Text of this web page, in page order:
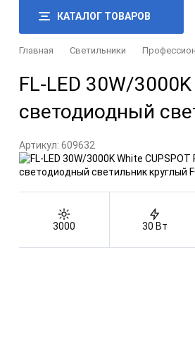
КАТАЛОГ ТОВАРОВ
Главная Светильники
FL-LED 30W/
светодиодный
Артикул: 609632
3000 30 Вт